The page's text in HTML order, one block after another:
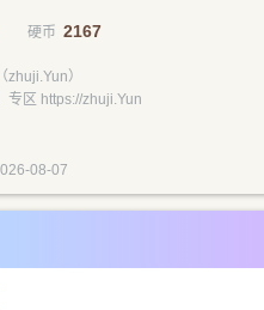
硬币 2167
）
专区 https://zhuji.Yun
08-07